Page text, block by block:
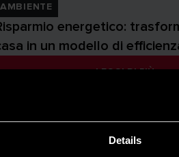
Details
AMBIENTE
energetico:
in un modello di
LEGGI DI PIÙ